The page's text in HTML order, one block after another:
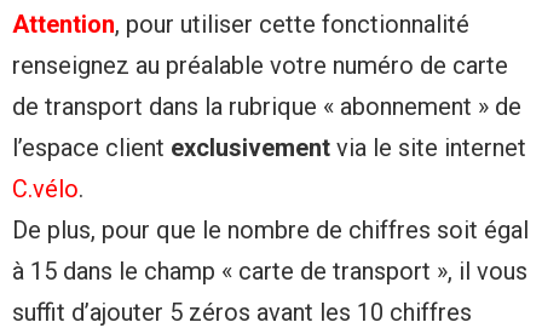
Attention, pour utiliser cette fonctionnalité
renseignez au préalable votre numéro de carte
de transport dans la rubrique « abonnement » de
l’espace client exclusivement via le site internet
C.vélo.
De plus, pour que le nombre de chiffres soit égal
à 15 dans le champ « carte de transport », il vous
suffit d’ajouter 5 zéros avant les 10 chiffres